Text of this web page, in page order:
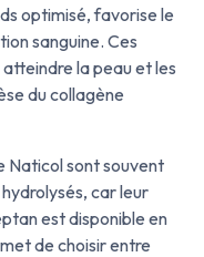
optimisé, favorise le
sanguine. Ces
la peau et les
du collagène
Naticol sont souvent
car leur
est disponible en
de choisir entre